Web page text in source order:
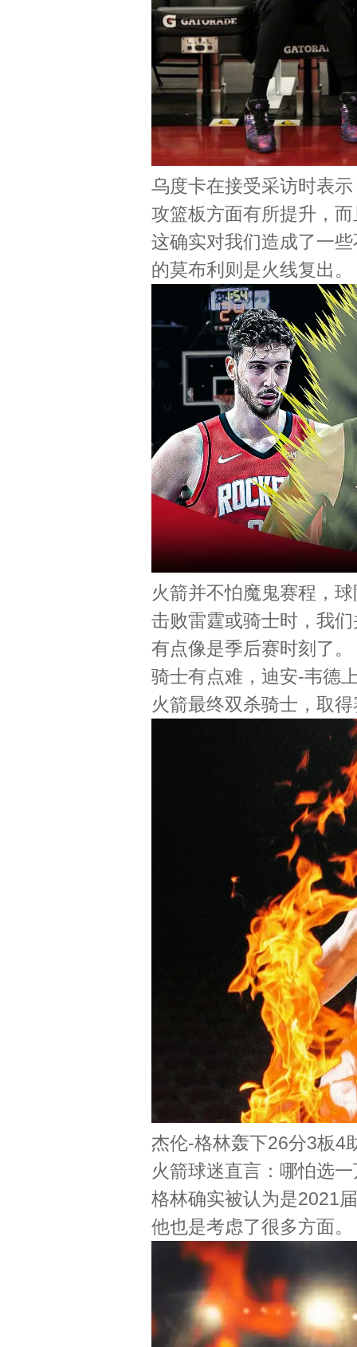
乌度卡在接受采访时表
攻篮板方面有所提升，
这确实对我们造成了一
的莫布利则是火线复出。
火箭并不怕魔鬼赛程，
击败雷霆或骑士时，我
有点像是季后赛时刻了。
骑士有点难，迪安-韦德
火箭最终双杀骑士，取
杰伦-格林轰下26分3板4
火箭球迷直言：哪怕选
格林确实被认为是2021
他也是考虑了很多方面。